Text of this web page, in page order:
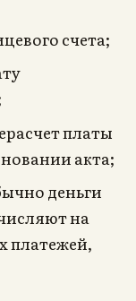
счета;
платы
акта;
деньги
на
платежей,